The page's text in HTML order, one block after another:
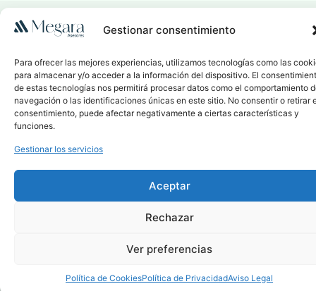
Gestionar consentimiento
Para ofrecer las mejores experiencias, utilizamos tecnologías como las
para almacenar y/o acceder a la información del dispositivo. El
de estas tecnologías nos permitirá procesar datos como el comportamiento
navegación o las identificaciones únicas en este sitio. No consentir o retirar
consentimiento, puede afectar negativamente a ciertas características y
funciones.
Gestionar los servicios
Aceptar
Rechazar
Ver preferencias
Política de CookiesPolítica de PrivacidadAviso Legal